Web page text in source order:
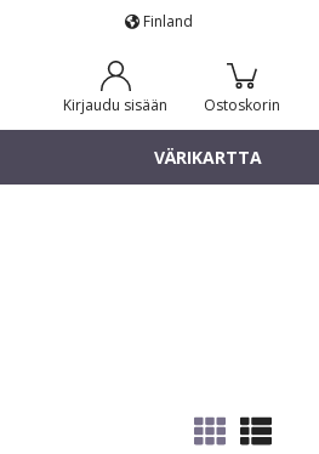
Finland
Ostoskorin
Kirjaudu sisään
VÄRIKARTTA